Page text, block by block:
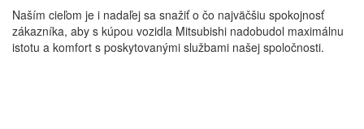
Naším cieľom je i nadaľej sa snažiť o čo najväčšiu spokojnosť
zákazníka, aby s kúpou vozidla Mitsubishi nadobudol maximálnu
istotu a komfort s poskytovanými službami našej spoločnosti.